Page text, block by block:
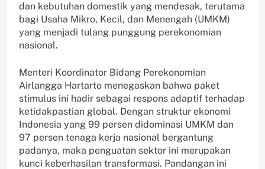
dan kebutuhan domestik yang mendesak, terutama
bagi Usaha Mikro, Kecil, dan Menengah (UMKM)
yang menjadi tulang punggung perekonomian
nasional.
Menteri Koordinator Bidang Perekonomian
Airlangga Hartarto menegaskan bahwa paket
stimulus ini hadir sebagai respons adaptif terhadap
ketidakpastian global. Dengan struktur ekonomi
Indonesia yang 99 persen didominasi UMKM dan
97 persen tenaga kerja nasional bergantung
padanya, maka penguatan sektor ini merupakan
kunci keberhasilan transformasi. Pandangan ini